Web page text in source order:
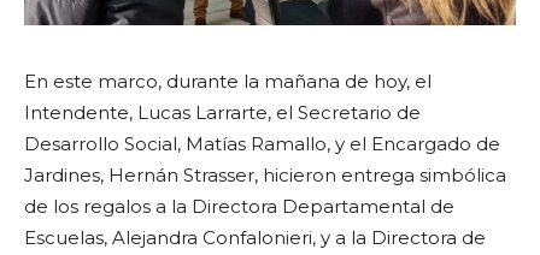
En este marco, durante la mañana de hoy, el
Intendente, Lucas Larrarte, el Secretario de
Desarrollo Social, Matías Ramallo, y el Encargado de
Jardines, Hernán Strasser, hicieron entrega simbólica
de los regalos a la Directora Departamental de
Escuelas, Alejandra Confalonieri, y a la Directora de